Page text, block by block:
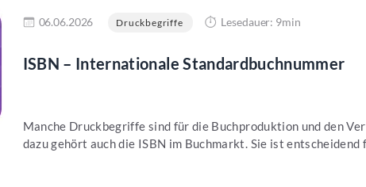
06.06.2026 Druckbegriffe Lesedauer: 9min
ISBN – Internationale Standardbuchnummer
Manche Druckbegriffe sind für die Buchproduktion und den
dazu gehört auch die ISBN im Buchmarkt. Sie ist